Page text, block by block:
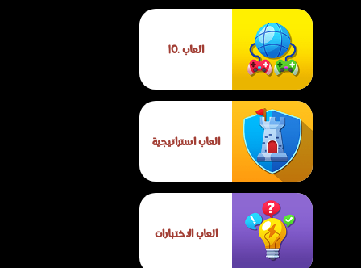
شيف الأحلام
العاب .IO
العاب استراتيجية
العاب الاختبارات